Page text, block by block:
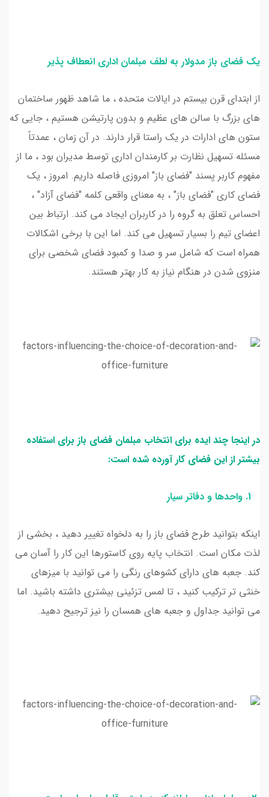
یک فضای باز مدولار به لطف مبلمان اداری انعطاف پذیر
از ابتدای قرن بیستم در ایالات متحده ، ما شاهد ظهور ساختمان
های بزرگ با سالن های عظیم و بدون پارتیشن هستیم ، جایی که
ستون های ادارات در یک راستا قرار دارند. در آن زمان ، عمدتاً
مسئله تسهیل نظارت بر کارمندان اداری توسط مدیران بود ، ما از
مفهوم کاربر پسند "فضای باز" امروزی فاصله داریم. امروز ، یک
فضای کاری "فضای باز" ، به معنای واقعی کلمه "فضای آزاد" ،
احساس تعلق به گروه را در کاربران ایجاد می کند. ارتباط بین
اعضای تیم را بسیار تسهیل می کند. اما این با برخی اشکالات
همراه است که شامل سر و صدا و کمبود فضای شخصی برای
منزوی شدن در هنگام نیاز به کار بهتر هستند.
در اینجا چند ایده برای انتخاب مبلمان فضای باز برای استفاده
بیشتر از این فضای کار آورده شده است:
اینکه بتوانید طرح فضای باز را به دلخواه تغییر دهید ، بخشی از
لذت مکان است. انتخاب پایه روی کاستورها این کار را آسان می
کند. جعبه های دارای کشوهای رنگی را می توانید با میزهای
خنثی تر ترکیب کنید ، تا لمس تزئینی بیشتری داشته باشید. اما
می توانید جداول و جعبه های همسان را نیز ترجیح دهید.